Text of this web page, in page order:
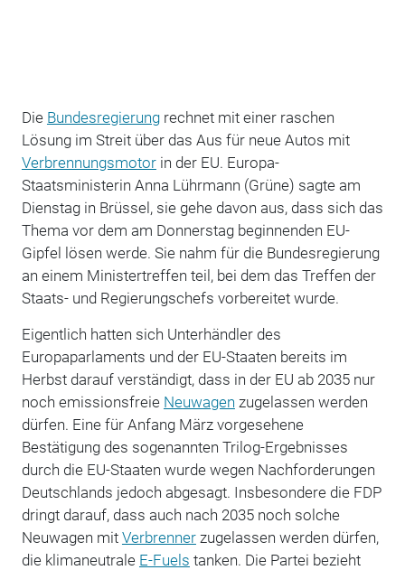
Die Bundesregierungrechnet mit einer raschen
Lösung im Streit über das Aus für neue Autos mit
Verbrennungsmotorin der EU. Europa-
Staatsministerin Anna Lührmann (Grüne) sagte am
Dienstag in Brüssel, sie gehe davon aus, dass sich das
Thema vor dem am Donnerstag beginnenden EU-
Gipfel lösen werde. Sie nahm für die Bundesregierung
an einem Ministertreffen teil, bei dem das Treffen der
Staats- und Regierungschefs vorbereitet wurde.
Eigentlich hatten sich Unterhändler des
Europaparlaments und der EU-Staaten bereits im
Herbst darauf verständigt, dass in der EU ab 2035 nur
noch emissionsfreie Neuwagen zugelassen werden
dürfen. Eine für Anfang März vorgesehene
Bestätigung des sogenannten Trilog-Ergebnisses
durch die EU-Staaten wurde wegen Nachforderungen
Deutschlands jedoch abgesagt. Insbesondere die FDP
dringt darauf, dass auch nach 2035 noch solche
Neuwagen mit Verbrennerzugelassen werden dürfen,
die klimaneutrale E-Fuels tanken. Die Partei bezieht